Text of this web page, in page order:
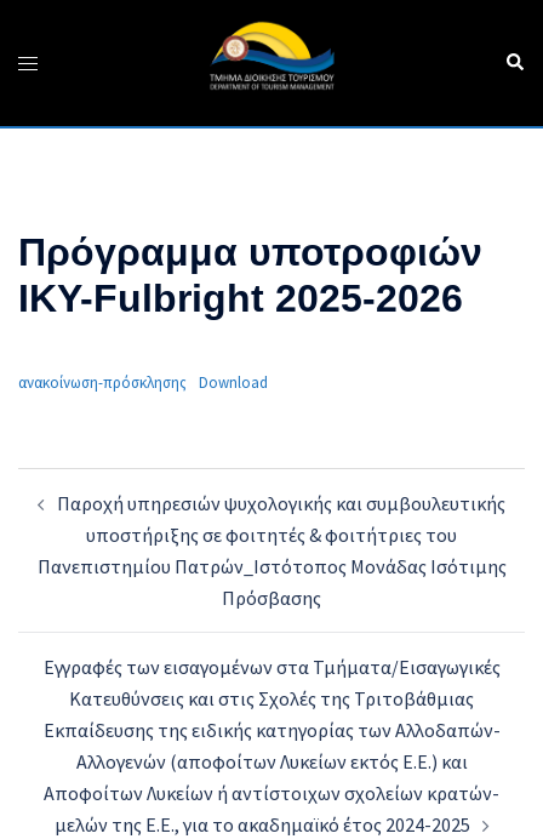
content
Toggle
Πρόγραμμα υποτροφιών
ΙΚΥ-Fulbright 2025-2026
ανακοίνωση-πρόσκλησης Download
navigation
Παροχή υπηρεσιών ψυχολογικής και συμβουλευτικής
υποστήριξης σε φοιτητές & φοιτήτριες του
Πανεπιστημίου Πατρών_Ιστότοπος Μονάδας Ισότιμης
Πρόσβασης
Εγγραφές των εισαγομένων στα Τμήματα/Εισαγωγικές
Κατευθύνσεις και στις Σχολές της Τριτοβάθμιας
Εκπαίδευσης της ειδικής κατηγορίας των Αλλοδαπών-
Αλλογενών (αποφοίτων Λυκείων εκτός Ε.Ε.) και
Αποφοίτων Λυκείων ή αντίστοιχων σχολείων κρατών-
μελών της Ε.Ε., για το ακαδημαϊκό έτος 2024-2025